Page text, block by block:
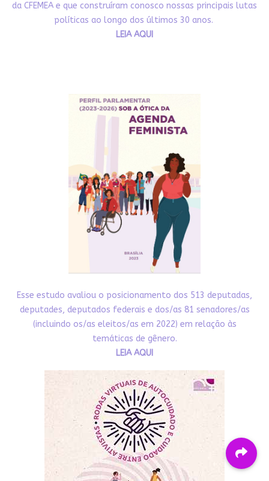
da CFEMEA e que construíram conosco nossas principais lutas
políticas ao longo dos últimos 30 anos.
LEIA AQUI
Esse estudo avaliou o posicionamento dos 513 deputadas,
deputades, deputados federais e dos/as 81 senadores/as
(incluindo os/as eleitos/as em 2022) em relação às
temáticas de gênero.
LEIA AQUI